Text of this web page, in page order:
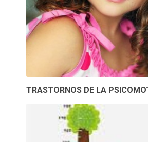
TRASTORNOS DE LA